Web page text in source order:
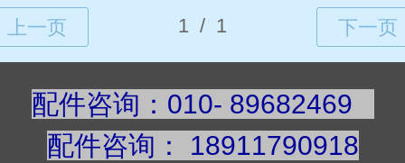
配件咨询：010- 89682469
配件咨询 ： 18911790918